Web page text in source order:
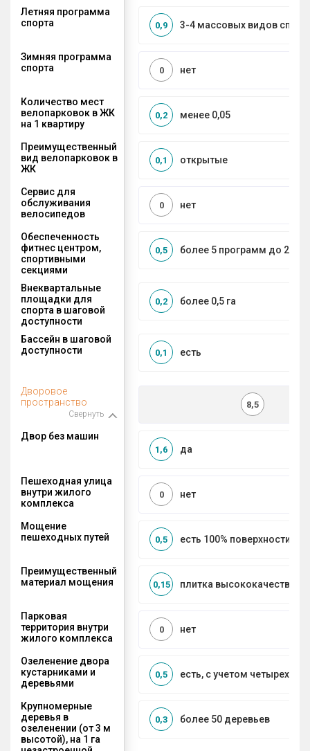
Летняя программа
спорта
3-4 массовых видов
0,9
Зимняя программа
спорта
нет
0
Количество мест
велопарковок в ЖК
на 1 квартиру
менее 0,05
0,2
Преимущественный
вид велопарковок в
ЖК
открытые
0,1
Сервис для
обслуживания
велосипедов
нет
0
Обеспеченность
фитнес центром,
спортивными
секциями
более 5 программ до 2 км
0,5
Внеквартальные
площадки для
спорта в шаговой
доступности
более 0,5 га
0,2
Бассейн в шаговой
доступности
есть
0,1
Дворовое
пространство
Свернуть
8,5
Двор без машин
да
1,6
Пешеходная улица
внутри жилого
комплекса
нет
0
Мощение
пешеходных путей
есть 100% поверхности
0,5
Преимущественный
материал мощения
плитка
0,15
Парковая
территория внутри
жилого комплекса
нет
0
Озеленение двора
кустарниками и
деревьями
есть, с учетом четырех
0,5
Крупномерные
деревья в
озеленении (от 3 м
высотой), на 1 га
более 50 деревьев
0,3